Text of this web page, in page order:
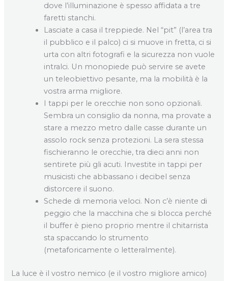
dove l’illuminazione è spesso affidata a tre
faretti stanchi.
Lasciate a casa il treppiede. Nel “pit” (l’area tra
il pubblico e il palco) ci si muove in fretta, ci si
urta con altri fotografi e la sicurezza non vuole
intralci. Un monopiede può servire se avete
un teleobiettivo pesante, ma la mobilità è la
vostra arma migliore.
I tappi per le orecchie non sono opzionali.
Sembra un consiglio da nonna, ma provate a
stare a mezzo metro dalle casse durante un
assolo rock senza protezioni. La sera stessa
fischieranno le orecchie, tra dieci anni non
sentirete più gli acuti. Investite in tappi per
musicisti che abbassano i decibel senza
distorcere il suono.
Schede di memoria veloci. Non c’è niente di
peggio che la macchina che si blocca perché
il buffer è pieno proprio mentre il chitarrista
sta spaccando lo strumento
(metaforicamente o letteralmente).
La luce è il vostro nemico (e il vostro migliore amico)